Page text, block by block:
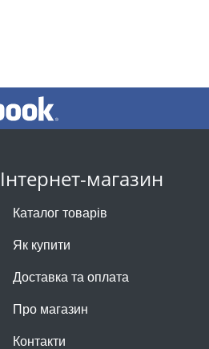
Інтернет-магазин
Каталог товарів
Як купити
Доставка та оплата
Про магазин
Контакти